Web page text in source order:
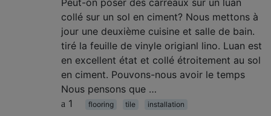
Peut-on poser des carreaux sur un luan
collé sur un sol en ciment? Nous mettons à
jour une deuxième cuisine et salle de bain.
tiré la feuille de vinyle origianl lino. Luan est
en excellent état et collé étroitement au sol
en ciment. Pouvons-nous avoir le temps
Nous pensons que …
1
flooring tile installation